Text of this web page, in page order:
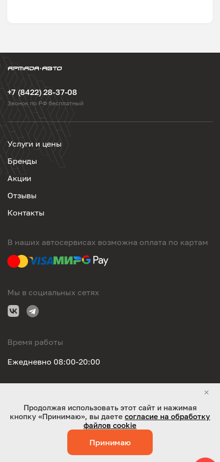
+7 (8422) 28-37-08
Звонок по РФ бесплатный
Услуги и цены
Бренды
Акции
Отзывы
Контакты
В наших автосервисах возможна оплата по картам
Мы в социальных сетях
Время работы
Ежедневно 08:00-20:00
ООО "Оригинал-сервис". Все права защищены 2026
Работает на технологиях:Jaky
Продолжая использовать этот сайт и нажимая
кнопку «Принимаю», вы даете согласие на обработку
файлов cookie
Принимаю